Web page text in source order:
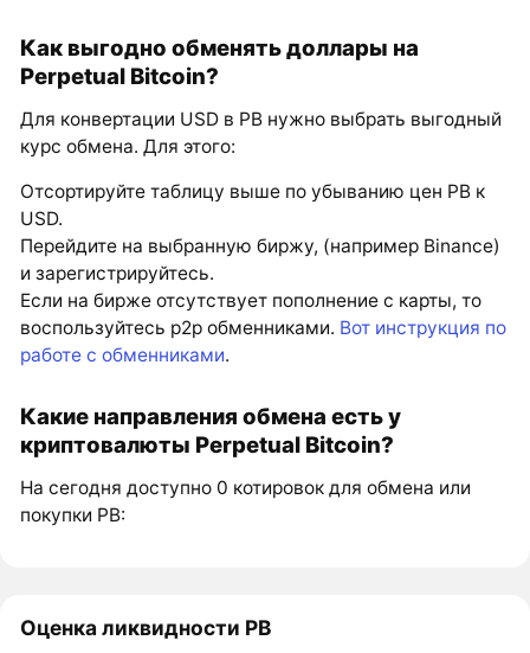
Как выгодно обменять доллары на
Perpetual Bitcoin?
Для конвертации USD в PB нужно выбрать выгодный
курс обмена. Для этого:
Отсортируйте таблицу выше по убыванию цен PB к
USD.
Перейдите на выбранную биржу, (например Binance)
и зарегистрируйтесь.
Если на бирже отсутствует пополнение с карты, то
воспользуйтесь p2p обменниками. Вот инструкция по
работе с обменниками.
Какие направления обмена есть у
криптовалюты Perpetual Bitcoin?
На сегодня доступно 0 котировок для обмена или
покупки PB:
Оценка ликвидности PB